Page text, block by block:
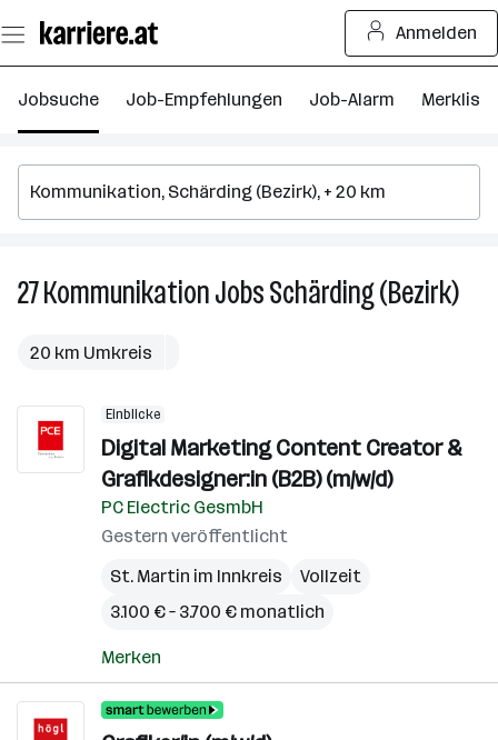
Seiteninhalt
springen
Anmelden
Jobsuche Job-Empfehlungen Job-Alarm Merkliste
27KommunikationJobsSchärding (Bezirk)27
20 km Umkreis
Einblicke
Digital Marketing Content Creator &
Grafikdesigner:in (B2B) (m/w/d)
PC Electric GesmbH
Gestern veröffentlicht
St. Martin im Innkreis
Vollzeit
3.100 € – 3.700 € monatlich
Merken